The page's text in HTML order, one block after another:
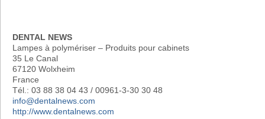
DENTAL NEWS
Lampes à polymériser – Produits pour cabinets
35 Le Canal
67120 Wolxheim
France
Tél.: 03 88 38 04 43 / 00961-3-30 30 48
info@dentalnews.com
http://www.dentalnews.com